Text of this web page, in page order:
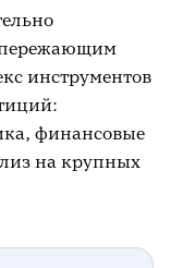
инструментов
финансовые
на крупных